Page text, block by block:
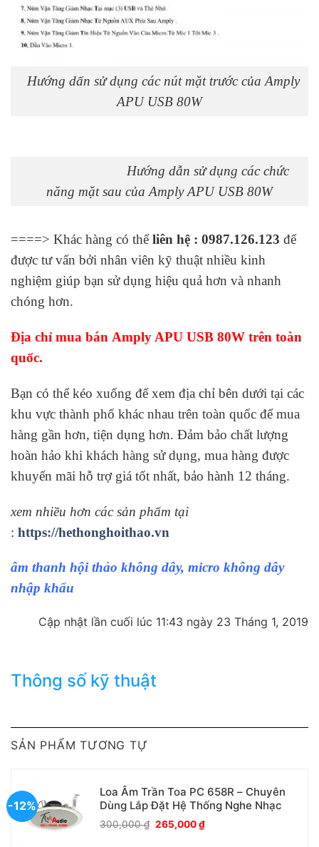
Hướng dấn sử dụng các nút mặt trước của Amply
APU USB 80W
Hướng dẫn sử dụng các chức
năng mặt sau của Amply APU USB 80W
====> Khác hàng có thểliên hệ : 0987.126.123 để
được tư vấn bởi nhân viên kỹ thuật nhiều kinh
nghiệm giúp bạn sử dụng hiệu quả hơn và nhanh
chóng hơn.
Địa chỉ mua bán Amply APU USB 80W trên toàn
quốc.
Bạn có thể kéo xuống để xem địa chỉ bên dưới tại các
khu vực thành phố khác nhau trên toàn quốc để mua
hàng gần hơn, tiện dụng hơn. Đảm bảo chất lượng
hoàn hảo khi khách hàng sử dụng, mua hàng được
khuyến mãi hỗ trợ giá tốt nhất, bảo hành 12 tháng.
xem nhiều hơn các sản phẩm tại
: https://hethonghoithao.vn
âm thanh hội thảo không dây, micro không dây
nhập khẩu
Cập nhật lần cuối lúc 11:43 ngày 23 Tháng 1, 2019
Thông số kỹ thuật
SẢN PHẨM TƯƠNG TỰ
-12%
Loa Âm Trần Toa PC 658R – Chuyên
Dùng Lắp Đặt Hệ Thống Nghe Nhạc
300,000₫ Giá
265,000₫Giá
hiện